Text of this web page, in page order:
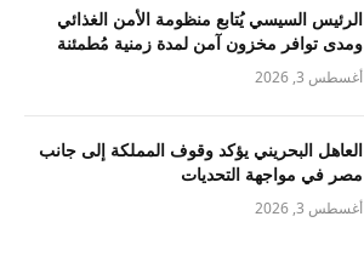
الرئيس السيسي يُتابع منظومة الأمن الغذائي
ومدى توافر مخزون آمن لمدة زمنية مُطمئنة
أغسطس 3, 2026
العاهل البحريني يؤكد وقوف المملكة إلى جانب
مصر في مواجهة التحديات
أغسطس 3, 2026